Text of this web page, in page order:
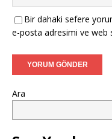
Bir dahaki sefere
e-posta adresimi ve web
Ara